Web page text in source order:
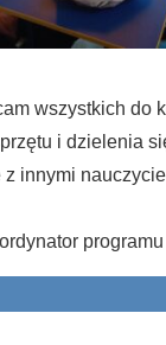
wszystkich do
i dzielenia
z innymi